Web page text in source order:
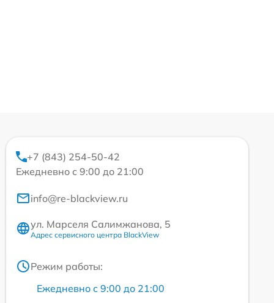
+7 (843) 254-50-42
Ежедневно с 9:00 до 21:00
info@re-blackview.ru
ул. Марселя Салимжанова, 5
Адрес сервисного центра BlackView
Режим работы:
Ежедневно с 9:00 до 21:00